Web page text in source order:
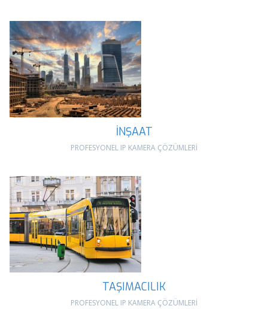
İNŞAAT
PROFESYONEL IP KAMERA ÇÖZÜMLERİ
TAŞIMACILIK
PROFESYONEL IP KAMERA ÇÖZÜMLERİ